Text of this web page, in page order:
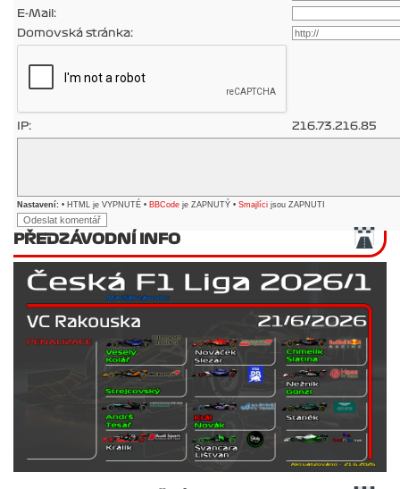
E-Mail:
Domovská stránka:
IP: 216.73.216.85
Nastavení: • HTML je VYPNUTÉ • BBCode je ZAPNUTÝ • Smajlíci jsou ZAPNUTI
PŘEDZÁVODNÍ INFO